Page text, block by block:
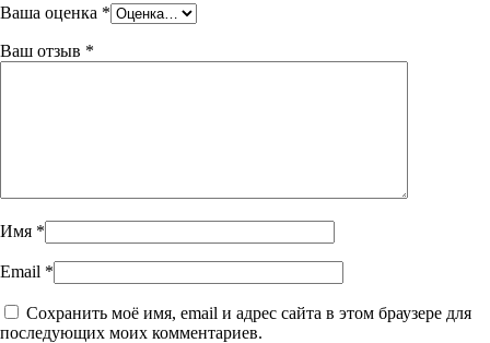
Ваша оценка *
Ваш отзыв *
Имя *
Email *
Сохранить моё имя, email и адрес сайта в этом браузере для
последующих моих комментариев.